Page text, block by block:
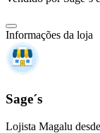
Informações da loja
Sage´s
Lojista Magalu